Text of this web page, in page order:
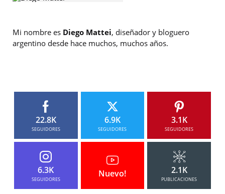
Mi nombre es Diego Mattei, diseñador y bloguero
argentino desde hace muchos, muchos años.
22.8K
SEGUIDORES
6.9K
SEGUIDORES
3.1K
SEGUIDORES
6.3K
SEGUIDORES
Nuevo! 2.1K
PUBLICACIONES